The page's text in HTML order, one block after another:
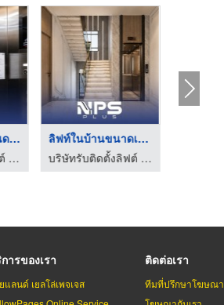
ลิฟต์บ้าน ยี่ห้อไหนด ...
บริษัทรับติดตั้งลิฟต์ จำหน่ายลิฟต์และบันไดเลื่อน | NPS PLUS
ลิฟท์ในบ้านขนาดเล็ก ...
บริษัทรับติดตั้งลิฟต์ จำหน่ายลิฟต์และบันไดเลื่อน | NPS PLUS
ารของเรา
แลนด์ เยลโล่เพจเจส
ติดต่อเรา
ทีมที่ปรึกษาโฆษณา